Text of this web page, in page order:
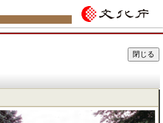
要文化財